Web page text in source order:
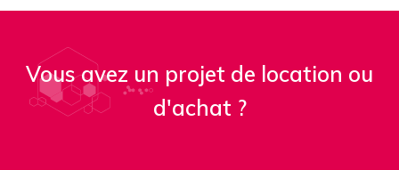
Vous avez un projet de location ou
d'achat ?